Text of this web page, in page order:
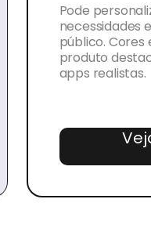
Pode
necessidades
público. Cores
produto
apps realistas.